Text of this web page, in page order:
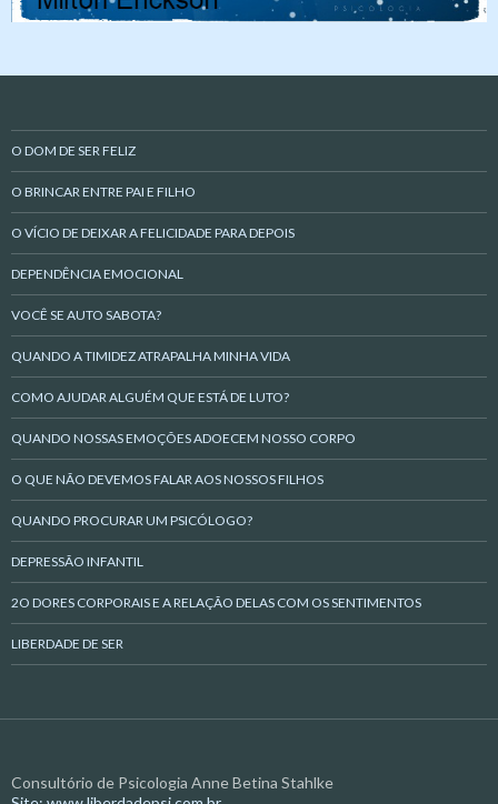
O DOM DE SER FELIZ
O BRINCAR ENTRE PAI E FILHO
O VÍCIO DE DEIXAR A FELICIDADE PARA DEPOIS
DEPENDÊNCIA EMOCIONAL
VOCÊ SE AUTO SABOTA?
QUANDO A TIMIDEZ ATRAPALHA MINHA VIDA
COMO AJUDAR ALGUÉM QUE ESTÁ DE LUTO?
QUANDO NOSSAS EMOÇÕES ADOECEM NOSSO CORPO
O QUE NÃO DEVEMOS FALAR AOS NOSSOS FILHOS
QUANDO PROCURAR UM PSICÓLOGO?
DEPRESSÃO INFANTIL
2O DORES CORPORAIS E A RELAÇÃO DELAS COM OS SENTIMENTOS
LIBERDADE DE SER
Consultório de Psicologia Anne Betina Stahlke